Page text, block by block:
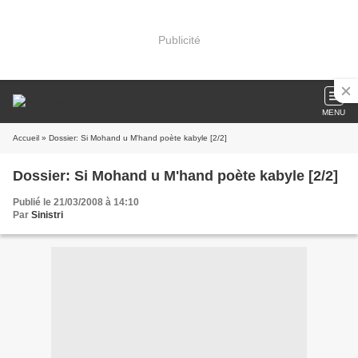
Publicité
MENU
Accueil » Dossier: Si Mohand u M'hand poète kabyle [2/2]
Dossier: Si Mohand u M'hand poète kabyle [2/2]
Publié le 21/03/2008 à 14:10
Par Sinistri